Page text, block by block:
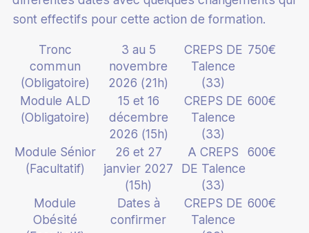
Assurance
Mutation
Informations médicales
Devenir classificateur en para-badminton
Devenir coach Bad Santé Bien-Être
Junior Academy
Catalogue de formations
Supports pédagogiques
Culture du badminton
Paris sportifs
Calendrier administratif
Boutique club
Accueillir des licenciés en situation de handicap
Labels
Label éco-responsable
Écoles Françaises de Badminton
Quinzaine du badminton
sont effectifs pour cette action de formation.
Tronc
commun
(Obligatoire)
3 au 5
novembre
2026 (21h)
CREPS DE
Talence
(33)
750€
Module ALD
(Obligatoire)
15 et 16
décembre
2026 (15h)
CREPS DE
Talence
(33)
600€
Module Sénior
(Facultatif)
26 et 27
janvier 2027
(15h)
A CREPS
DE Talence
(33)
600€
Module
Obésité
Dates à
confirmer
CREPS DE
Talence
600€